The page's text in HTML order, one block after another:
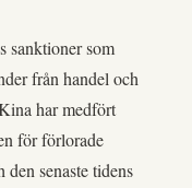
sanktioner som
från handel och
har medfört
för förlorade
senaste tidens